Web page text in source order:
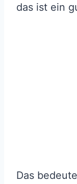
das ist ein
Das